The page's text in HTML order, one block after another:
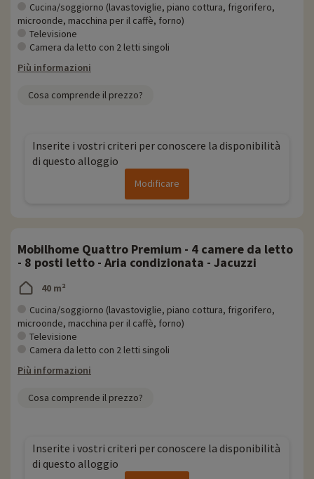
Cucina/soggiorno (lavastoviglie, piano cottura, frigorifero,
microonde, macchina per il caffè, forno)
Televisione
Camera da letto con 2 letti singoli
Più informazioni
Cosa comprende il prezzo?
Inserite i vostri criteri per conoscere la disponibilità
di questo alloggio
Modificare
Mobilhome Quattro Premium - 4 camere da letto
- 8 posti letto - Aria condizionata - Jacuzzi
40 m²
Cucina/soggiorno (lavastoviglie, piano cottura, frigorifero,
microonde, macchina per il caffè, forno)
Televisione
Camera da letto con 2 letti singoli
Più informazioni
Cosa comprende il prezzo?
Inserite i vostri criteri per conoscere la disponibilità
di questo alloggio